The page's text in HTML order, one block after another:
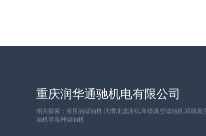
重庆润华通驰机电有限公司
相关搜索：液压油滤油机,润滑油滤油机,单级真空滤油机,双级
油机等各种滤油机